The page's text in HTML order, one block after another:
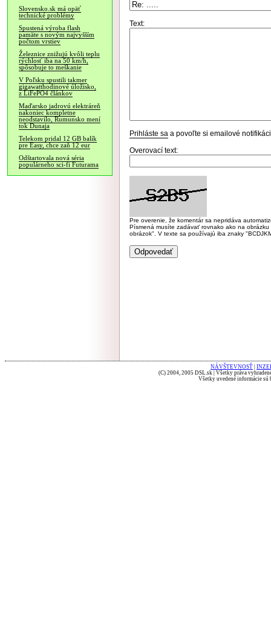
Slovensko.sk má opäť
technické problémy
Spustená výroba flash
pamäte s novým najvyšším
počtom vrstiev
Železnice znižujú kvôli teplu
rýchlosť iba na 50 km/h,
spôsobuje to meškanie
V Poľsku spustili takmer
gigawatthodinové úložisko,
z LiFePO4 článkov
Maďarsko jadrovú elektráreň
nakoniec kompletne
neodstavilo, Rumunsko mení
tok Dunaja
Telekom pridal 12 GB balík
pre Easy, chce zaň 12 eur
Odštartovala nová séria
populárneho sci-fi Futurama
Text:
Prihláste sa a povoľte si emailové
Overovací text:
Pre overenie, že komentár sa nepridáva
Písmená musíte zadávať rovnako ako na
obrázok". V texte sa používajú iba znaky
NÁVŠTEVNOSŤ
(C) 2004, 2005 DSL.sk | Všetky práva
Všetky uvedené informácie sú